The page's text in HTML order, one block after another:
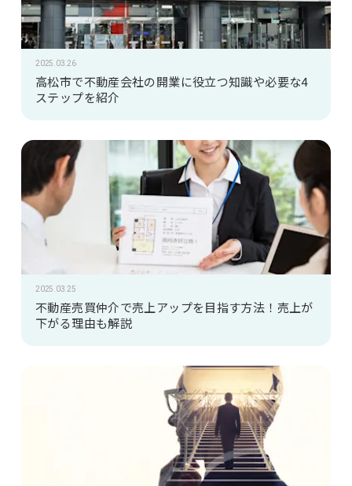
2025.03.26
高松市で不動産会社の開業に役立つ知識や必要な4
ステップを紹介
2025.03.25
不動産売買仲介で売上アップを目指す方法！売上が
下がる理由も解説